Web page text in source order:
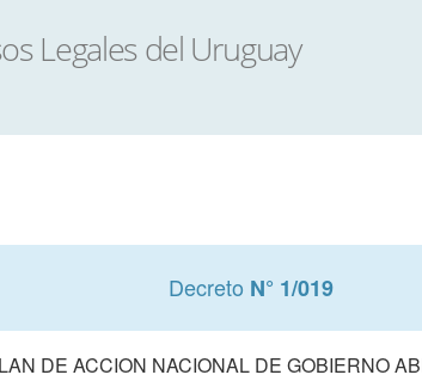
Decreto N° 1/019
DE ACCION NACIONAL DE GOBIERNO